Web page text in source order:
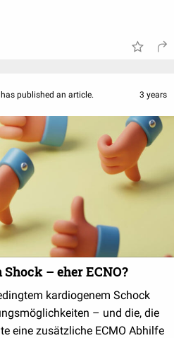
has published an article. 3 years
– eher ECNO?
kardiogenem Schock
– und die, die
eine zusätzliche ECMO Abhilfe